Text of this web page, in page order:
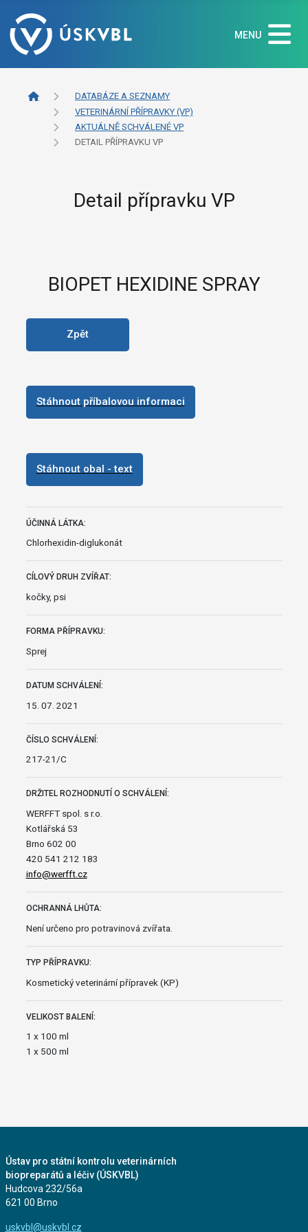
MENU
DATABÁZE A SEZNAMY
VETERINÁRNÍ PŘÍPRAVKY (VP)
AKTUÁLNĚ SCHVÁLENÉ VP
DETAIL PŘÍPRAVKU VP
Detail přípravku VP
BIOPET HEXIDINE SPRAY
Zpět
Stáhnout příbalovou informaci
Stáhnout obal - text
ÚČINNÁ LÁTKA:
Chlorhexidin-diglukonát
CÍLOVÝ DRUH ZVÍŘAT:
kočky, psi
FORMA PŘÍPRAVKU:
Sprej
DATUM SCHVÁLENÍ:
15. 07. 2021
ČÍSLO SCHVÁLENÍ:
217-21/C
DRŽITEL ROZHODNUTÍ O SCHVÁLENÍ:
WERFFT spol. s r.o.
Kotlářská 53
Brno 602 00
420 541 212 183
info@werfft.cz
OCHRANNÁ LHŮTA:
Není určeno pro potravinová zvířata.
TYP PŘÍPRAVKU:
Kosmetický veterinární přípravek (KP)
VELIKOST BALENÍ:
1 x 100 ml
1 x 500 ml
Ústav pro státní kontrolu veterinárních
biopreparátů a léčiv (ÚSKVBL)
Hudcova 232/56a
621 00 Brno
uskvbl@uskvbl.cz